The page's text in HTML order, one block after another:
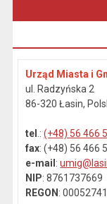
Urząd Miasta i
ul. Radzyńska 2
86-320 Łasin,
tel .:(+48) 56 466
fax: (+48) 56 466
e-mail :
NIP: 8761737669
REGON :